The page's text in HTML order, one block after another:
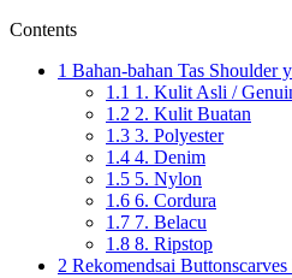
Contents
1 Bahan-bahan Tas Shoulder
1.1 1. Kulit Asli /
1.2 2. Kulit Buatan
1.3 3. Polyester
1.4 4. Denim
1.5 5. Nylon
1.6 6. Cordura
1.7 7. Belacu
1.8 8. Ripstop
2 Rekomendsai